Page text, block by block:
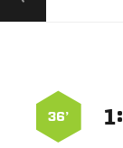
:
36’